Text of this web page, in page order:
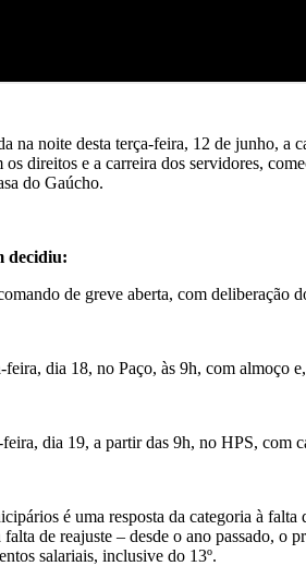
na noite desta terça-feira, 12 de junho,
os direitos e a carreira dos servidores,
do Gaúcho.
decidiu:
de greve aberta, com deliberação
feira, dia 18, no Paço, às 9h, com almoço
dia 19, a partir das 9h, no HPS, com
é uma resposta da categoria à
de reajuste – desde o ano passado, o
salariais, inclusive do 13º.